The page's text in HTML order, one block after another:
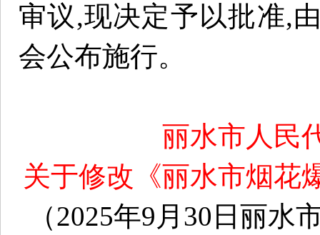
审议,现决定予以批准,
会公布施行。
丽水市人民
关于修改《丽水市烟花
（2025年9月30日丽